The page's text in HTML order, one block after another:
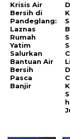
Krisis Air
Bersih di
Pandeglang:
Laznas
Rumah
Yatim
Salurkan
Bantuan Air
Bersih
Pasca
Banjir